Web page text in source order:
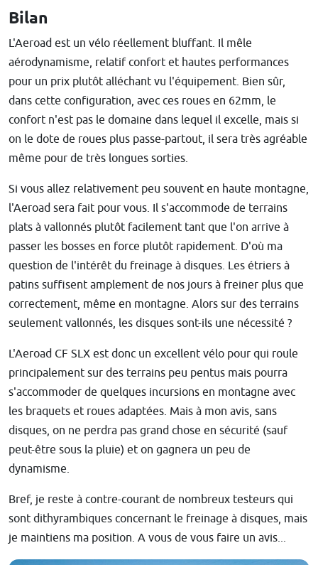
Bilan
L'Aeroad est un vélo réellement bluffant. Il mêle
aérodynamisme, relatif confort et hautes performances
pour un prix plutôt alléchant vu l'équipement. Bien sûr,
dans cette configuration, avec ces roues en 62mm, le
confort n'est pas le domaine dans lequel il excelle, mais si
on le dote de roues plus passe-partout, il sera très agréable
même pour de très longues sorties.
Si vous allez relativement peu souvent en haute montagne,
l'Aeroad sera fait pour vous. Il s'accommode de terrains
plats à vallonnés plutôt facilement tant que l'on arrive à
passer les bosses en force plutôt rapidement. D'où ma
question de l'intérêt du freinage à disques. Les étriers à
patins suffisent amplement de nos jours à freiner plus que
correctement, même en montagne. Alors sur des terrains
seulement vallonnés, les disques sont-ils une nécessité ?
L'Aeroad CF SLX est donc un excellent vélo pour qui roule
principalement sur des terrains peu pentus mais pourra
s'accommoder de quelques incursions en montagne avec
les braquets et roues adaptées. Mais à mon avis, sans
disques, on ne perdra pas grand chose en sécurité (sauf
peut-être sous la pluie) et on gagnera un peu de
dynamisme.
Bref, je reste à contre-courant de nombreux testeurs qui
sont dithyrambiques concernant le freinage à disques, mais
je maintiens ma position. A vous de vous faire un avis...